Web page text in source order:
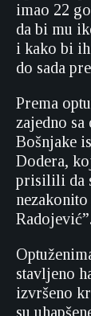
imao 22
da bi mu
i kako bi
do sada
Prema
zajedno
Bošnjake
Dodera,
prisilili da
Radojević”.
stavljeno
izvršeno
su